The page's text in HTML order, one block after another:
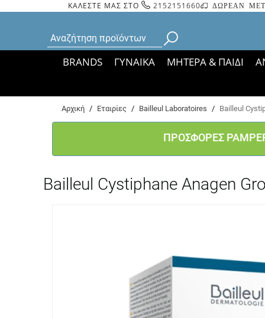
ΚΑΛΕΣΤΕ ΜΑΣ ΣΤΟ 2152151660 ΔΩΡΕΑΝ
BRANDS ΓΥΝΑΙΚΑ ΜΗΤΕΡΑ & ΠΑΙΔΙ
Bάσει ΦΕΚ
Αρχική / Εταιρίες / Bailleul Laboratoires / Bailleul
ΠΡΟΣΦΟΡΕΣ
Bailleul Cystiphane Anagen